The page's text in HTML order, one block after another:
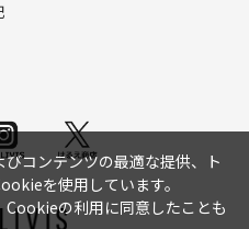
コンテンツの最適な提供、ト
を使用しています。
の利用に同意したことも